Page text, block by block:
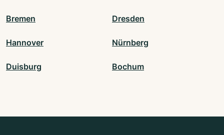
Bremen Dresden
Hannover Nürnberg
Duisburg Bochum